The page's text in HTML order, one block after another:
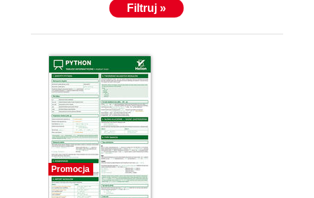
Filtruj »
Promocja